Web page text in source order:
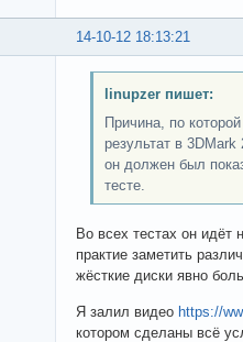
14-10-12 18:13:21
linupzer пишет:
Причина, по
результат в
он должен был
тесте.
Во всех тестах он идёт
практие заметить
жёсткие диски явно
Я залил видео https://
котором сделаны всё